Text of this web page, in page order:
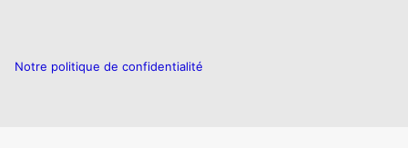
Notre politique de confidentialité